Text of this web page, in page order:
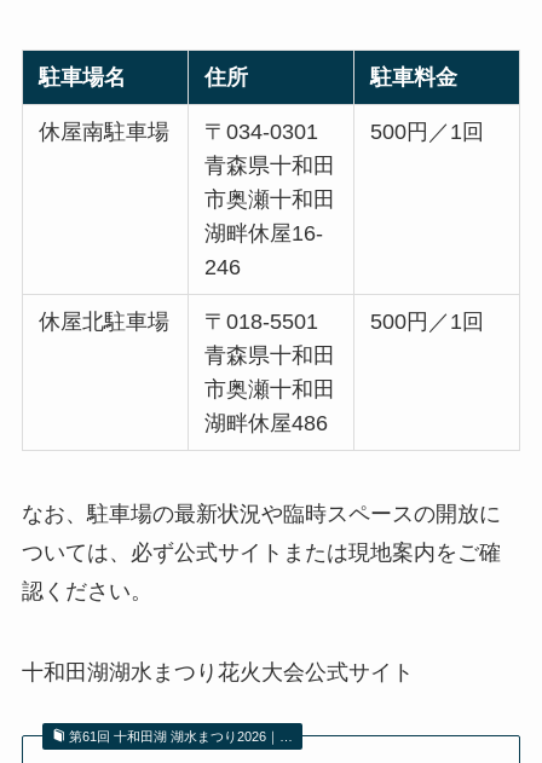
駐車場名 住所 駐車料金
休屋南駐車場
〒034-0301
青森県十和田
市奥瀬十和田
湖畔休屋16-
246
500円／1回
休屋北駐車場
〒018-5501
青森県十和田
市奥瀬十和田
湖畔休屋486
500円／1回
なお、駐車場の最新状況や臨時スペースの開放に
ついては、必ず公式サイトまたは現地案内をご確
認ください。
十和田湖湖水まつり花火大会公式サイト
第61回 十和田湖 湖水まつり2026｜…